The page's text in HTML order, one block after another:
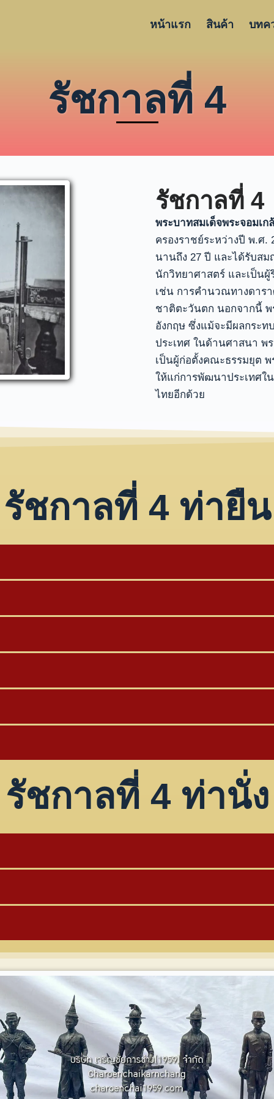
หน้าแรก สินค้า บทค
รัชกาลที่ 4
รัชกาลที่ 4
พระบาทสมเด็จพระจอมเก
ครองราชย์ระหว่างปี พ.ศ.
นานถึง 27 ปี และได้รับสม
นักวิทยาศาสตร์ และเป็น
เช่น การคำนวณทางดาร
ชาติตะวันตก นอกจากนี้ พ
อังกฤษ ซึ่งแม้จะมีผลกระท
ประเทศ ในด้านศาสนา พ
เป็นผู้ก่อตั้งคณะธรรมยุต
ให้แก่การพัฒนาประเทศใ
ไทยอีกด้วย
รัชกาลที่ 4 ท่ายืน
รัชกาลที่ 4 ท่านั่ง